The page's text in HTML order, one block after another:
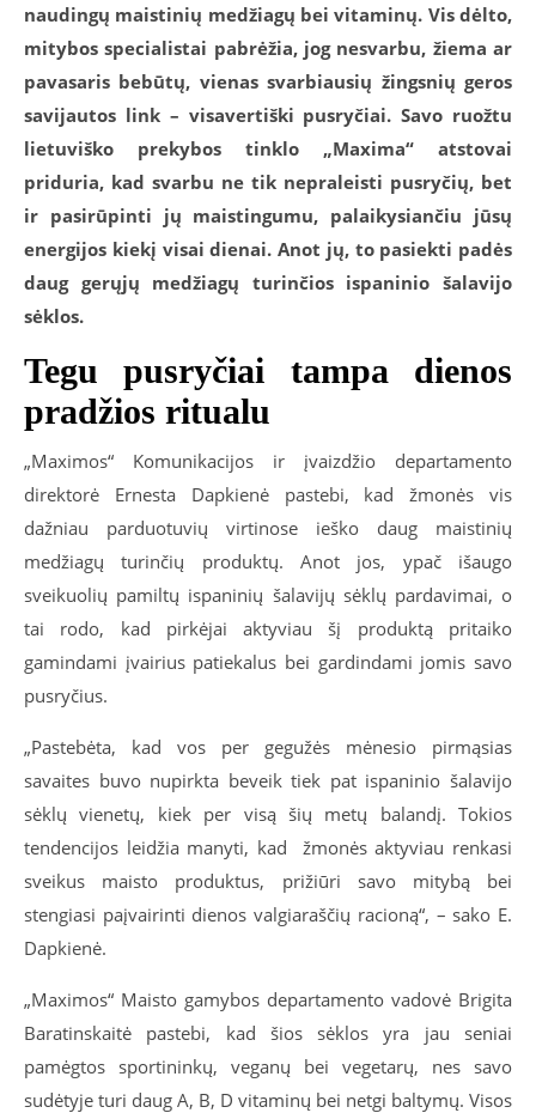
naudingų maistinių medžiagų bei vitaminų. Vis dėlto,
mitybos specialistai pabrėžia, jog nesvarbu, žiema ar
pavasaris bebūtų, vienas svarbiausių žingsnių geros
savijautos link – visavertiški pusryčiai. Savo ruožtu
lietuviško prekybos tinklo „Maxima“ atstovai
priduria, kad svarbu ne tik nepraleisti pusryčių, bet
ir pasirūpinti jų maistingumu, palaikysiančiu jūsų
energijos kiekį visai dienai. Anot jų, to pasiekti padės
daug gerųjų medžiagų turinčios ispaninio šalavijo
sėklos.
Tegu pusryčiai tampa dienos
pradžios ritualu
„Maximos“ Komunikacijos ir įvaizdžio departamento
direktorė Ernesta Dapkienė pastebi, kad žmonės vis
dažniau parduotuvių virtinose ieško daug maistinių
medžiagų turinčių produktų. Anot jos, ypač išaugo
sveikuolių pamiltų ispaninių šalavijų sėklų pardavimai, o
tai rodo, kad pirkėjai aktyviau šį produktą pritaiko
gamindami įvairius patiekalus bei gardindami jomis savo
pusryčius.
„Pastebėta, kad vos per gegužės mėnesio pirmąsias
savaites buvo nupirkta beveik tiek pat ispaninio šalavijo
sėklų vienetų, kiek per visą šių metų balandį. Tokios
tendencijos leidžia manyti, kad žmonės aktyviau renkasi
sveikus maisto produktus, prižiūri savo mitybą bei
stengiasi paįvairinti dienos valgiaraščių racioną“, – sako E.
Dapkienė.
„Maximos“ Maisto gamybos departamento vadovė Brigita
Baratinskaitė pastebi, kad šios sėklos yra jau seniai
pamėgtos sportininkų, veganų bei vegetarų, nes savo
sudėtyje turi daug A, B, D vitaminų bei netgi baltymų. Visos